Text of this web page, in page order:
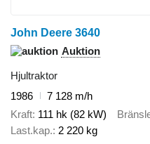
John Deere 3640
Auktion
Hjultraktor
1986
7 128 m/h
Kraft 111 hk (82 kW)
Last.kap. 2 220 kg